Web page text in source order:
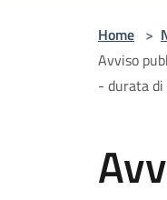
Home >
Avviso
- durata di